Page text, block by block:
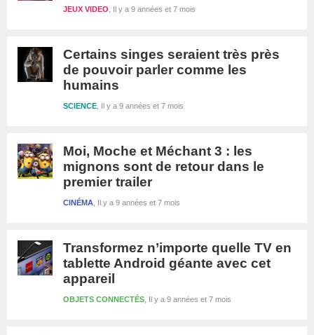
Il y a 9 années et 7 mois
JEUX VIDEO
Certains singes seraient très près
de pouvoir parler comme les
humains
Il y a 9 années et 7 mois
SCIENCE
Moi, Moche et Méchant 3 : les
mignons sont de retour dans le
premier trailer
Il y a 9 années et 7 mois
CINÉMA
Transformez n’importe quelle TV en
tablette Android géante avec cet
appareil
Il y a 9 années et 7 mois
OBJETS CONNECTÉS